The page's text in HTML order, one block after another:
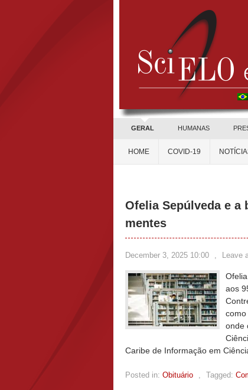
GERAL HUMANAS
HOME COVID-19
Ofelia Sepúlveda e a
mentes
December 3, 2025 10:00 , Leave
aos
como
onde
Caribe de Informação em
Posted in: Obituário , Tagged: